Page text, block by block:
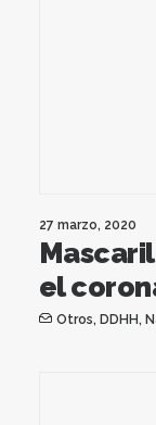
27 marzo, 2020
el
Otros, DDHH,